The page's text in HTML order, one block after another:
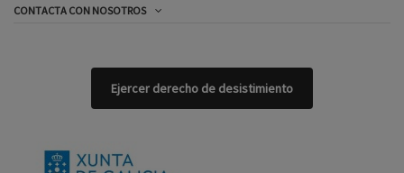
CONTACTA CON NOSOTROS
Ejercer derecho de desistimiento